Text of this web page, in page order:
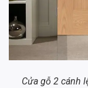
Cửa gỗ 2 cánh